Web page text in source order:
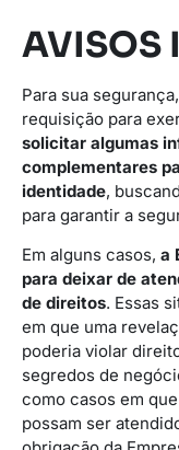
AVISOS
Para sua
requisição para
solicitar algumas
complementares
identidade,
para garantir a
Em alguns casos, a
para deixar de
de direitos. Essas
em que uma
poderia violar
segredos de
como casos em
possam ser